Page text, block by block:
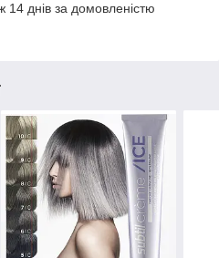
днів за домовленістю